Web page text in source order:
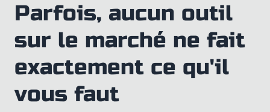
Parfois, aucun outil
sur le marché ne fait
exactement ce qu'il
vous faut